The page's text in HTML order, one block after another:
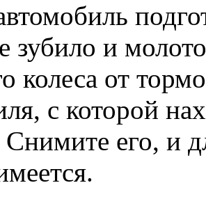
зубило и
колеса от
с которой
его, и